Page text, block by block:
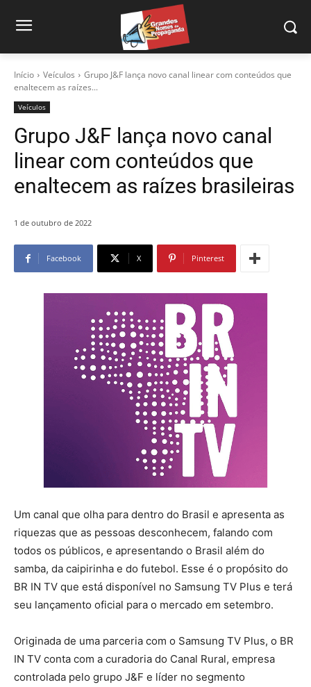
Início Veículos
Grupo J&F lança novo canal linear com conteúdos que
enaltecem as raízes...
Veículos
Grupo J&F lança novo canal
linear com conteúdos que
enaltecem as raízes brasileiras
1 de outubro de 2022
Facebook X Pinterest
Um canal que olha para dentro do Brasil e apresenta as
riquezas que as pessoas desconhecem, falando com
todos os públicos, e apresentando o Brasil além do
samba, da caipirinha e do futebol. Esse é o propósito do
BR IN TV que está disponível no Samsung TV Plus e terá
seu lançamento oficial para o mercado em setembro.
Originada de uma parceria com o Samsung TV Plus, o BR
IN TV conta com a curadoria do Canal Rural, empresa
controlada pelo grupo J&F e líder no segmento